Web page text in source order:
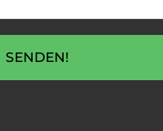
SENDEN!